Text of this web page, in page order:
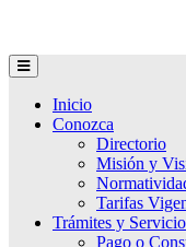
Inicio
Conozca
Directorio
Misión y
Tarifas
Trámites y
Pago o